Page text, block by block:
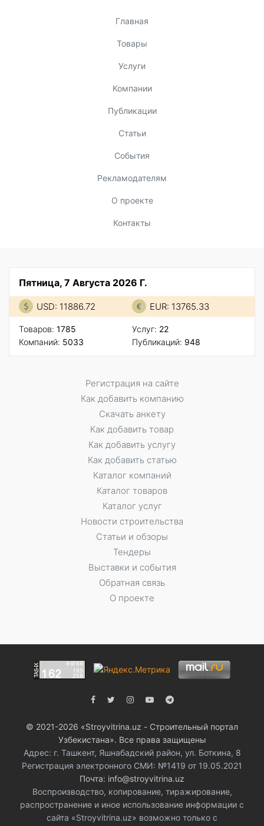
Главная
Товары
Услуги
Компании
Публикации
Статьи
События
Рекламодателям
О проекте
Контакты
Пятница, 7 Августа 2026 Г.
USD: 11886.72 EUR: 13765.33
Товаров: 1785
Компаний: 5033
Услуг: 22
Публикаций: 948
Регистрация на сайте
Как добавить компанию
Скачать анкету
Как добавить товар
Как добавить услугу
Как добавить статью
Каталог компаний
Каталог товаров
Каталог услуг
Новости строительства
Статьи и обзоры
Тендеры
Выставки и события
Обратная связь
О проекте
© 2021-2026 «Stroyvitrina.uz - Строительный портал
Узбекистана». Все права защищены
Адрес: г. Ташкент, Яшнабадский район, ул. Боткина, 8
Регистрация электронного СМИ: №1419 от 19.05.2021
Почта: info@stroyvitrina.uz
Воспроизводство, копирование, тиражирование,
распространение и иное использование информации с
сайта «Stroyvitrina.uz» возможно только с